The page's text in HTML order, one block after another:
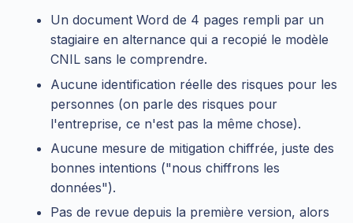
Un document Word de 4 pages rempli par un
stagiaire en alternance qui a recopié le modèle
CNIL sans le comprendre.
Aucune identification réelle des risques pour les
personnes (on parle des risques pour
l'entreprise, ce n'est pas la même chose).
Aucune mesure de mitigation chiffrée, juste des
bonnes intentions ("nous chiffrons les
données").
Pas de revue depuis la première version, alors